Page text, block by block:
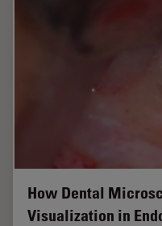
How Dental
Visualization in